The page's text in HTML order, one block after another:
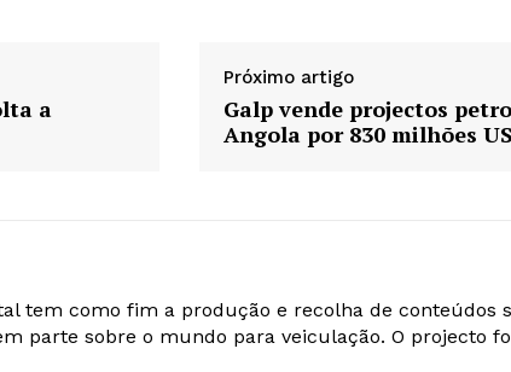
a
Próximo artigo
Galp vende projectos
Angola por 830 milhões
tem como fim a produção e recolha de conteúdos
parte sobre o mundo para veiculação. O projecto